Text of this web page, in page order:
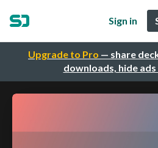
Upgrade to Pro — share
downloads, hide
Sign in